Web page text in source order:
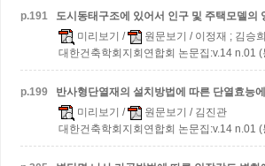
p.191
도시동태구조에 있어서 인구 및 주택모델의
미리보기 / 원문보기 / 이정재 ; 김승
대한건축학회지회연합회 논문집:v.14 n.01
p.199
반사형단열재의 설치방법에 따른 단열효능
미리보기 / 원문보기 / 김진관
대한건축학회지회연합회 논문집:v.14 n.01